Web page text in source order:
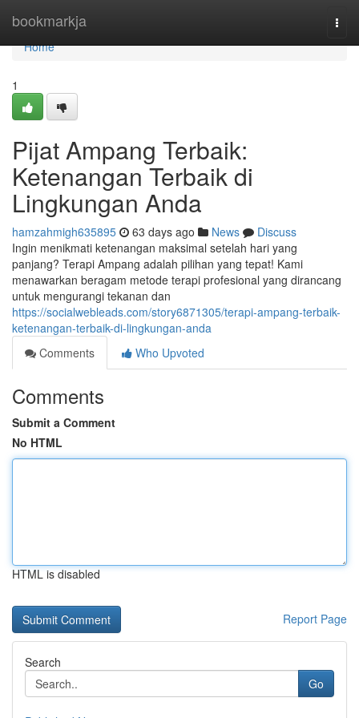
bookmarkja
Home
Home
1
Pijat Ampang Terbaik:
Ketenangan Terbaik di
Lingkungan Anda
hamzahmigh635895 63 days ago News
Discuss
Ingin menikmati ketenangan maksimal setelah hari yang
panjang? Terapi Ampang adalah pilihan yang tepat! Kami
menawarkan beragam metode terapi profesional yang dirancang
untuk mengurangi tekanan dan
https://socialwebleads.com/story6871305/terapi-ampang-terbaik-
ketenangan-terbaik-di-lingkungan-anda
Comments
Who Upvoted
Comments
Submit a Comment
No HTML
HTML is disabled
Report Page
Search
Go